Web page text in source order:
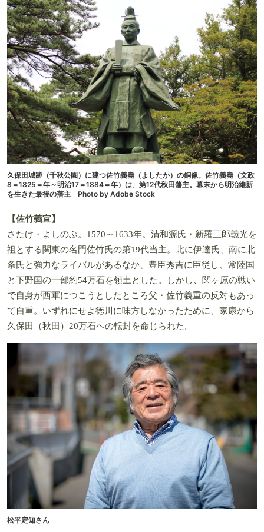
久保田城跡（千秋公園）に建つ佐竹義堯（よしたか）の銅像。佐竹義堯（文政
8＝1825＝年～明治17＝1884＝年）は、第12代秋田藩主。幕末から明治維新
を生きた最後の藩主 Photo by Adobe Stock
【佐竹義宣】
さたけ・よしのぶ。1570～1633年。清和源氏・新羅三郎義光を
祖とする関東の名門佐竹氏の第19代当主。北に伊達氏、南に北
条氏と強力なライバルがあるなか、豊臣秀吉に臣従し、常陸国
と下野国の一部約54万石を領土とした。しかし、関ヶ原の戦い
で自身が西軍につこうとしたところ父・佐竹義重の反対もあっ
て自重。いずれにせよ徳川に味方しなかったために、家康から
久保田（秋田）20万石への転封を命じられた。
松平定知さん